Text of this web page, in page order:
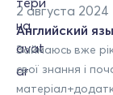
2 августа 2024
Английский
Займаюсь вже
свої знання і